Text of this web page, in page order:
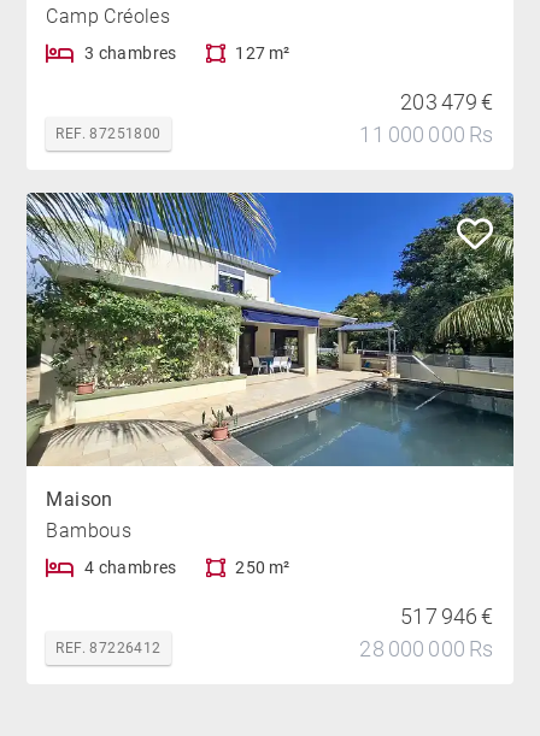
Camp Créoles
3 chambres 127 m²
REF. 87251800
203 479 €
11 000 000 Rs
Maison
Bambous
4 chambres 250 m²
REF. 87226412
517 946 €
28 000 000 Rs